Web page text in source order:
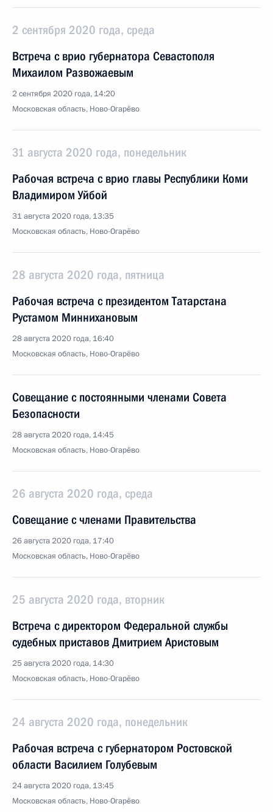
2 сентября 2020 года, среда
Встреча с врио губернатора Севастополя
Михаилом Развожаевым
2 сентября 2020 года, 14:20
Московская область, Ново-Огарёво
31 августа 2020 года, понедельник
Рабочая встреча с врио главы Республики Коми
Владимиром Уйбой
31 августа 2020 года, 13:35
Московская область, Ново-Огарёво
28 августа 2020 года, пятница
Рабочая встреча с президентом Татарстана
Рустамом Миннихановым
28 августа 2020 года, 16:40
Московская область, Ново-Огарёво
Совещание с постоянными членами Совета
Безопасности
28 августа 2020 года, 14:45
Московская область, Ново-Огарёво
26 августа 2020 года, среда
Совещание с членами Правительства
26 августа 2020 года, 17:40
Московская область, Ново-Огарёво
25 августа 2020 года, вторник
Встреча с директором Федеральной службы
судебных приставов Дмитрием Аристовым
25 августа 2020 года, 14:30
Московская область, Ново-Огарёво
24 августа 2020 года, понедельник
Рабочая встреча с губернатором Ростовской
области Василием Голубевым
24 августа 2020 года, 13:45
Московская область, Ново-Огарёво